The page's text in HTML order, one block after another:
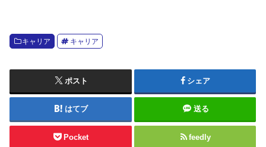
キャリア キャリア
ポスト シェア
はてブ 送る
Pocket feedly